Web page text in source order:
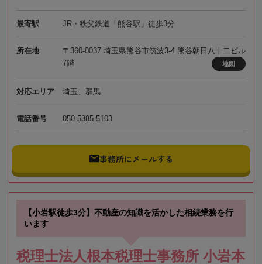
最寄駅 JR・秩父鉄道「熊谷駅」徒歩3分
所在地
〒360-0037 埼玉県熊谷市筑波3-4 熊谷朝日八十二ビル
7階
地図
対応エリア 埼玉、群馬
電話番号 050-5385-5103
事務所にメールする
【小岩駅徒歩3分】不動産の知識を活かした相続業務を行
います
税理士法人根本税理士事務所 小岩本